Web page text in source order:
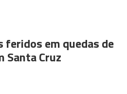
feridos em quedas de
Santa Cruz